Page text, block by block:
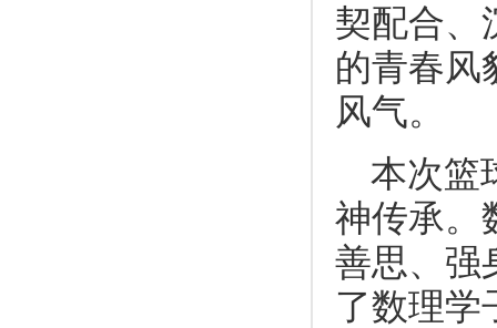
契配合、
的青春风
风气。
本次篮
神传承。
善思、强
了数理学